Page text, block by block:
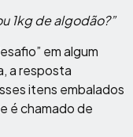
1kg de algodão?”
em algum
a resposta
itens embalados
é chamado de